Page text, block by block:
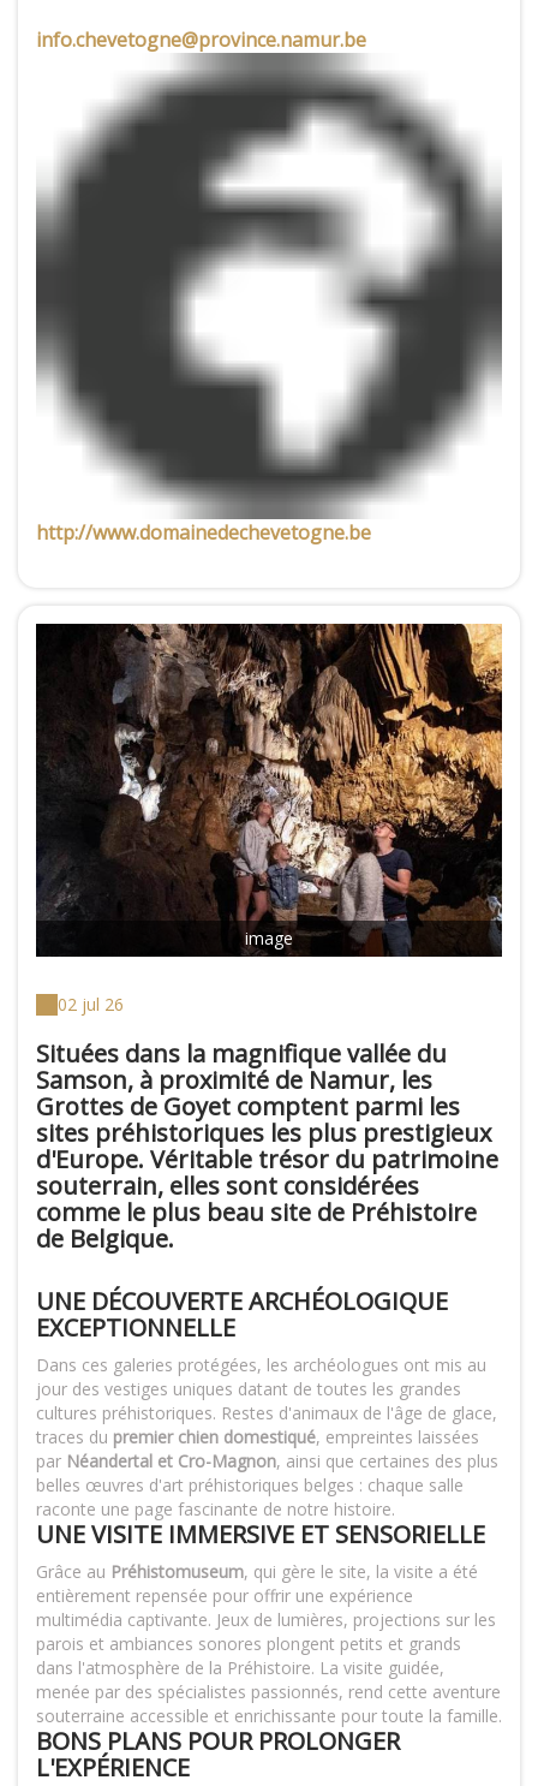
info.chevetogne@province.namur.be
http://www.domainedechevetogne.be
image
02 jul 26
Situées dans la magnifiquevallée du
Samson, à proximité de Namur, les
Grottes de Goyet comptent parmi les
sites préhistoriques les plus prestigieux
d'Europe. Véritable trésor du patrimoine
souterrain, elles sont considérées
comme le plus beau site de Préhistoire
de Belgique.
UNE DÉCOUVERTE ARCHÉOLOGIQUE
EXCEPTIONNELLE
Dans ces galeries protégées, les archéologues ont mis au
jour des vestiges uniques datant de toutes les grandes
cultures préhistoriques. Restes d'animaux de l'âge de glace,
traces du premier chien domestiqué, empreintes laissées
par Néandertal et Cro-Magnon, ainsi que certaines des plus
belles œuvres d'art préhistoriques belges : chaque salle
raconte une page fascinante de notre histoire.
UNE VISITE IMMERSIVE ET SENSORIELLE
Grâce au Préhistomuseum, qui gère le site, la visite a été
entièrement repensée pour offrir une expérience
multimédia captivante. Jeux de lumières, projections sur les
parois et ambiances sonores plongent petits et grands
dans l'atmosphère de la Préhistoire. La visite guidée,
menée par des spécialistes passionnés, rend cette aventure
souterraine accessible et enrichissante pour toute la famille.
BONS PLANS POUR PROLONGER
L'EXPÉRIENCE